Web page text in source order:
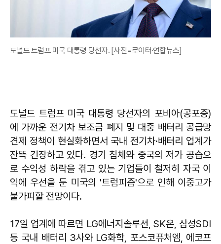
도널드 트럼프 미국 대통령 당선자. [사진=로이터·연합뉴스]
도널드 트럼프 미국 대통령 당선자의 포비아(공포증)
에 가까운 전기차 보조금 폐지 및 대중 배터리 공급망
견제 정책이 현실화하면서 국내 전기차·배터리 업계가
잔뜩 긴장하고 있다. 경기 침체와 중국의 저가 공습으
로 수익성 하락을 겪고 있는 기업들이 철저히 자국 이
익에 우선을 둔 미국의 '트럼피즘'으로 인해 이중고가
불가피할 전망이다.
17일 업계에 따르면 LG에너지솔루션, SK온, 삼성SDI
등 국내 배터리 3사와 LG화학, 포스코퓨처엠, 에코프